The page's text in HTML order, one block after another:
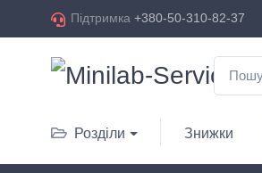
Підтримка +380-50-310-82-37
Розділи Знижки